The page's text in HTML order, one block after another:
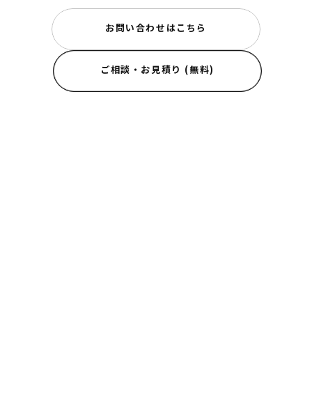
お問い合わせはこちら
ご相談・お見積り (無料)